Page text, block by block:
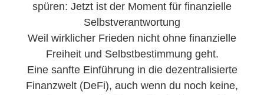
spüren: Jetzt ist der Moment für finanzielle
Selbstverantwortung
Weil wirklicher Frieden nicht ohne finanzielle
Freiheit und Selbstbestimmung geht.
Eine sanfte Einführung in die dezentralisierte
Finanzwelt (DeFi), auch wenn du noch keine,